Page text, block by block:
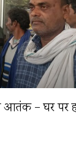
आतंक – घर पर